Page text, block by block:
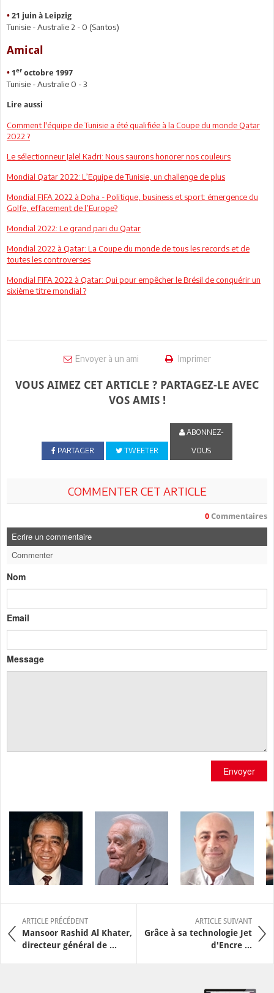
• 21 juin à Leipzig
Tunisie - Australie 2 - 0 (Santos)
Amical
• 1er octobre 1997
Tunisie - Australie 0 - 3
Lire aussi
Comment l'équipe de Tunisie a été qualifiée à la Coupe du monde Qatar
2022 ?
Le sélectionneur Jalel Kadri: Nous saurons honorer nos couleurs
Mondial Qatar 2022: L’Equipe de Tunisie, un challenge de plus
Mondial FIFA 2022 à Doha - Politique, business et sport: émergence du
Golfe, effacement de l’Europe?
Mondial 2022: Le grand pari du Qatar
Mondial 2022 à Qatar: La Coupe du monde de tous les records et de
toutes les controverses
Mondial FIFA 2022 à Qatar: Qui pour empêcher le Brésil de conquérir un
sixième titre mondial ?
Envoyer à un ami Imprimer
VOUS AIMEZ CET ARTICLE ? PARTAGEZ-LE AVEC
VOS AMIS !
PARTAGER TWEETER
ABONNEZ-
VOUS
COMMENTER CET ARTICLE
0 Commentaires
Ecrire un commentaire
Commenter
Nom
Email
Message
Envoyer
ARTICLE PRÉCÉDENT
Mansoor Rashid Al Khater,
directeur général de ...
ARTICLE SUIVANT
Grâce à sa technologie Jet
d'Encre ...